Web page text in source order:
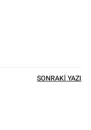
SONRAKI YAZI